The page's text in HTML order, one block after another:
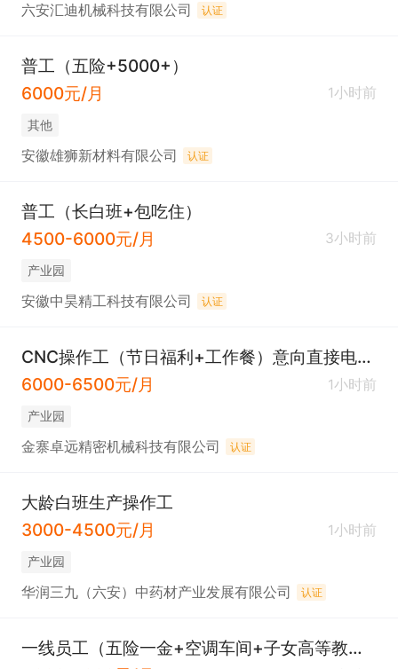
六安汇迪机械科技有限公司 认证
普工（五险+5000+）
6000元/月
1小时前
其他
安徽雄狮新材料有限公司 认证
普工（长白班+包吃住）
4500-6000元/月
3小时前
产业园
安徽中昊精工科技有限公司 认证
CNC操作工（节日福利+工作餐）意向直接电话联系
6000-6500元/月
1小时前
产业园
金寨卓远精密机械科技有限公司 认证
大龄白班生产操作工
3000-4500元/月
1小时前
产业园
华润三九（六安）中药材产业发展有限公司 认证
一线员工（五险一金+空调车间+子女高等教育补贴+婚丧礼金）